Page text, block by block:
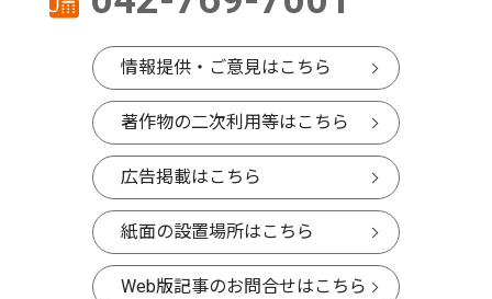
情報提供・ご意見はこちら
著作物の二次利用等はこちら
広告掲載はこちら
紙面の設置場所はこちら
Web版記事のお問合せはこちら